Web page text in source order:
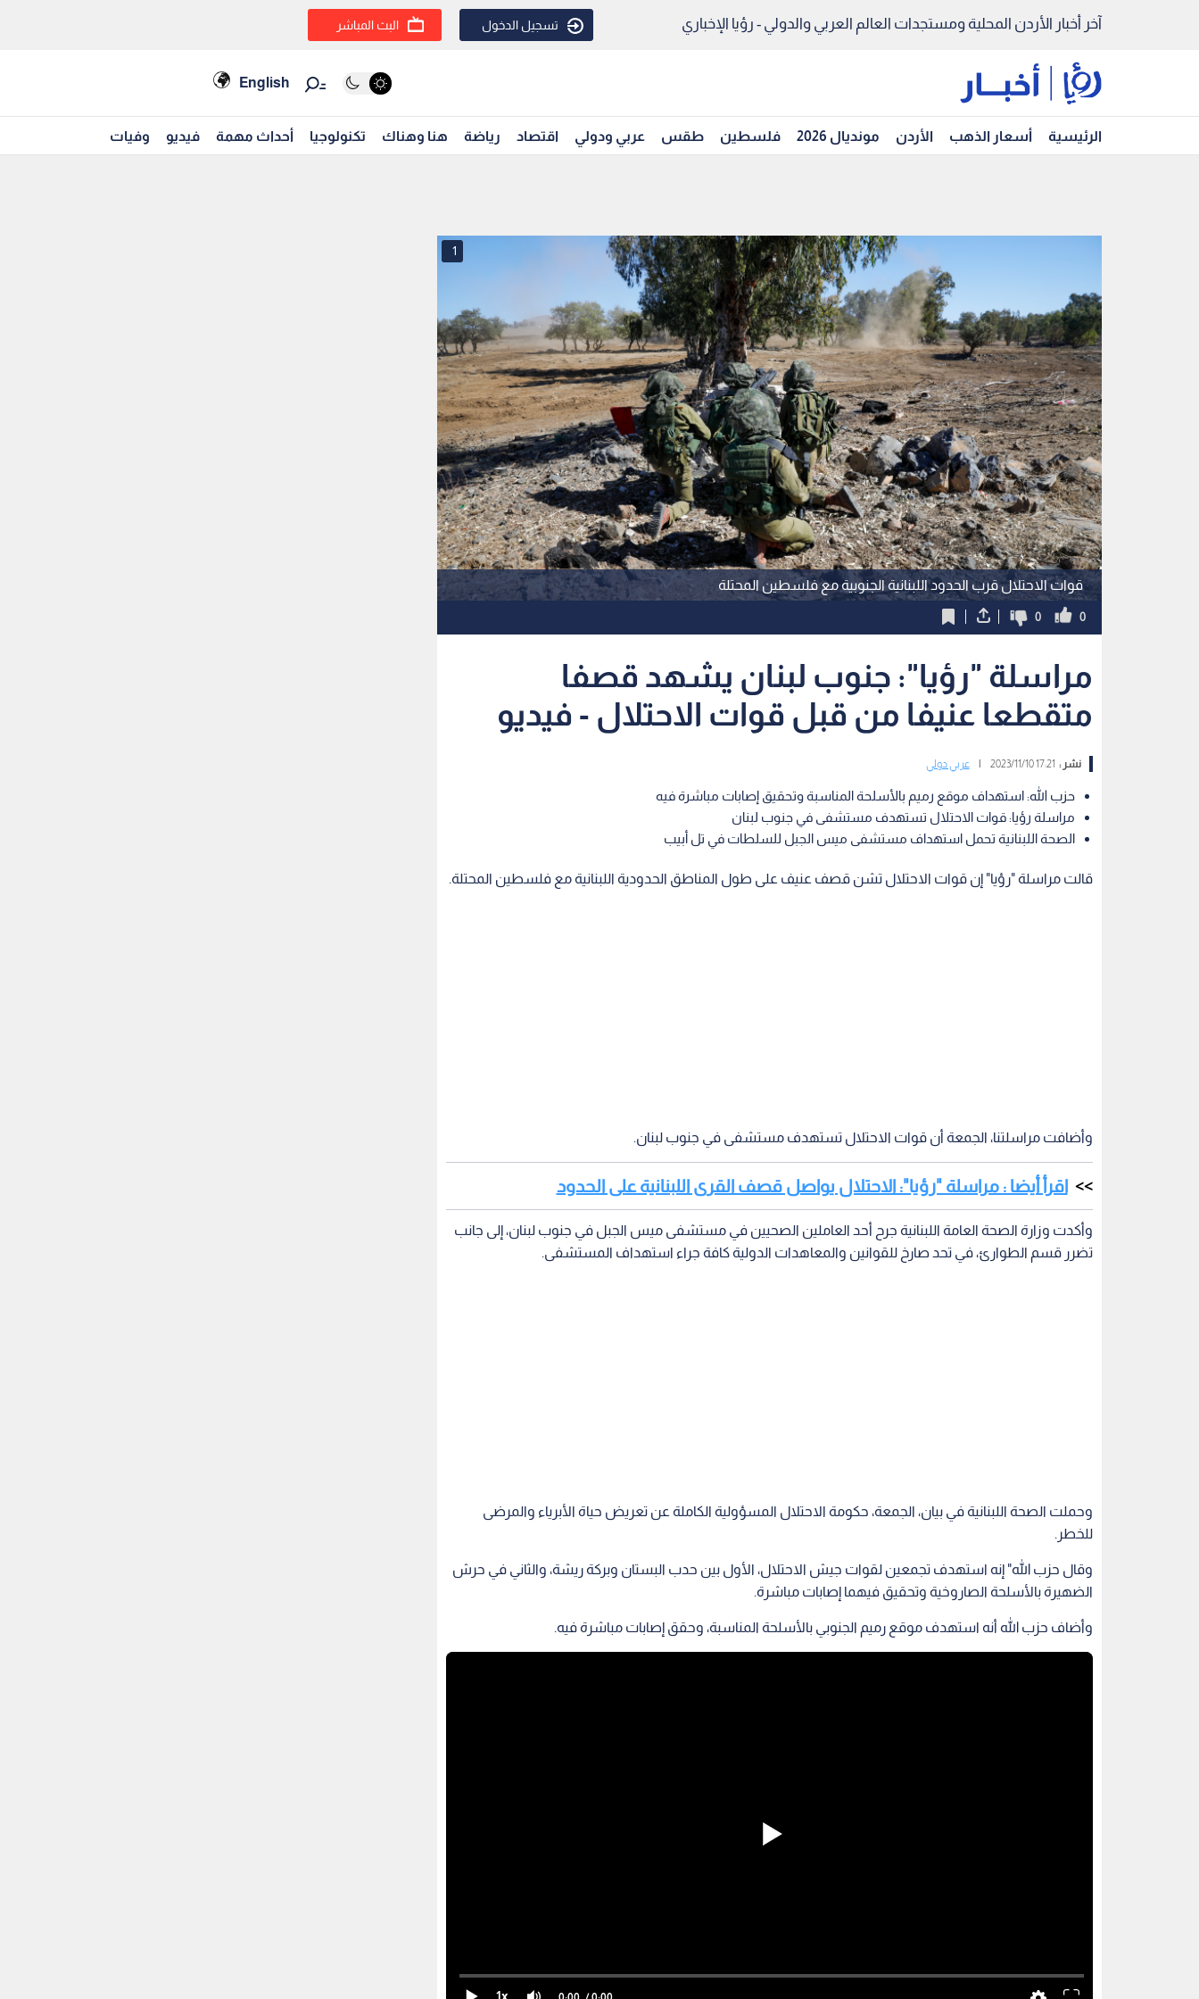
آخر أخبار الأردن المحلية ومستجدات العالم العربي والدولي - رؤيا الإخباري تسجيل الدخول البث المباشر
English
الرئيسية أسعار الذهب الأردن مونديال 2026 فلسطين طقس عربي ودولي اقتصاد رياضة هنا وهناك تكنولوجيا أحداث مهمة فيديو وفيات
قوات الاحتلال قرب الحدود اللبنانية الجنوبية مع فلسطين المحتلة
1
0
0
مراسلة "رؤيا": جنوب لبنان يشهد قصفا
متقطعا عنيفا من قبل قوات الاحتلال - فيديو
نشر : 17:21 2023/11/10 عربي دولي
حزب الله: استهداف موقع ‌رميم بالأسلحة المناسبة وتحقيق إصابات مباشرة فيه
مراسلة رؤيا: قوات الاحتلال تستهدف مستشفى في جنوب لبنان
الصحة اللبنانية تحمل استهداف مستشفى ميس الجبل للسلطات في تل أبيب
قالت مراسلة "رؤيا" إن قوات الاحتلال تشن قصف عنيف على طول المناطق الحدودية اللبنانية مع فلسطين المحتلة.
وأضافت مراسلتنا، الجمعة أن قوات الاحتلال تستهدف مستشفى في جنوب لبنان.
اقرأ أيضا : مراسلة "رؤيا": الاحتلال يواصل قصف القرى اللبنانية على الحدود
وأكدت وزارة الصحة العامة اللبنانية جرح أحد العاملين الصحيين في مستشفى ميس الجبل في جنوب لبنان، إلى جانب
تضرر قسم الطوارئ، في تحد صارخ للقوانين والمعاهدات الدولية كافة جراء استهداف المستشفى.
وحملت الصحة اللبنانية في بيان، الجمعة، حكومة الاحتلال المسؤولية الكاملة عن تعريض حياة الأبرياء والمرضى
للخطر.
وقال حزب الله" إنه استهدف تجمعين لقوات جيش الاحتلال، الأول بين حدب البستان وبركة ريشة، والثاني في حرش
الضهيرة بالأسلحة الصاروخية وتحقيق فيهما إصابات مباشرة.
وأضاف حزب الله أنه استهدف موقع ‌رميم الجنوبي بالأسلحة المناسبة، وحقق إصابات مباشرة فيه.
1x